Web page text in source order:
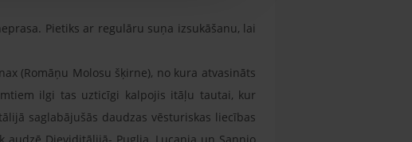
Pietiks ar regulāru suņa izsukāšanu, lai
(Romāņu Molosu šķirne), no kura atvasināts
ilgi tas uzticīgi kalpojis itāļu tautai, kur
saglabājušās daudzas vēsturiskas liecības